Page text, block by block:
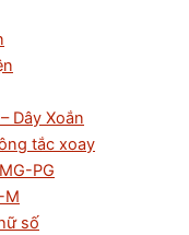
Dây Xoắn
tắc xoay
PG
M
số